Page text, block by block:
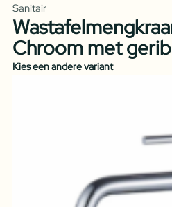
Sanitair
Chroom met
Kies een andere variant